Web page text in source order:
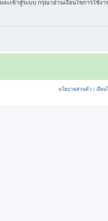
ะเข้าสู่ระบบ กรุณาอ่านเงื่อนไขการใช้
นโยบายส่วนตัว | เงื่อ